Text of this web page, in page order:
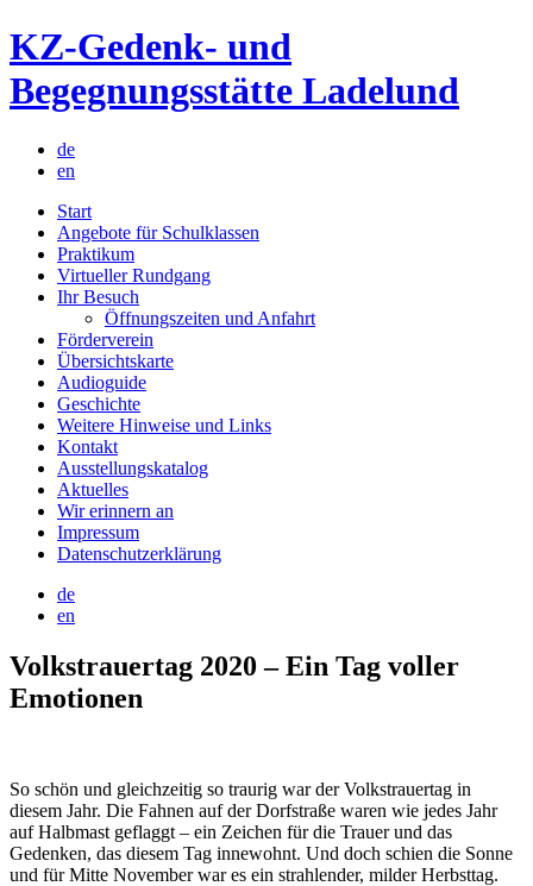
Skip
to
content
KZ-Gedenk- und
Begegnungsstätte Ladelund
de
en
Start
Angebote für Schulklassen
Praktikum
Virtueller Rundgang
Ihr Besuch
Öffnungszeiten und Anfahrt
Förderverein
Übersichtskarte
Audioguide
Geschichte
Weitere Hinweise und Links
Kontakt
Ausstellungskatalog
Aktuelles
Wir erinnern an
Impressum
Datenschutzerklärung
de
en
Volkstrauertag 2020 – Ein Tag voller
Emotionen
So schön und gleichzeitig so traurig war der Volkstrauertag in
diesem Jahr. Die Fahnen auf der Dorfstraße waren wie jedes Jahr
auf Halbmast geflaggt – ein Zeichen für die Trauer und das
Gedenken, das diesem Tag innewohnt. Und doch schien die Sonne
und für Mitte November war es ein strahlender, milder Herbsttag.